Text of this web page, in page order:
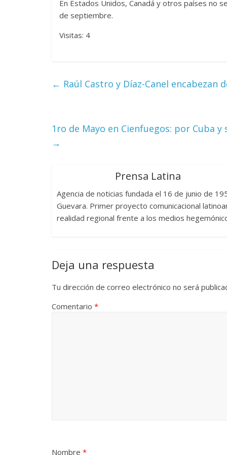
En Estados Unidos, Canadá y otros países no
de septiembre.
Visitas: 4
← Raúl Castro y Díaz-Canel encabezan
1ro de Mayo en Cienfuegos: por Cuba
→
Prensa Latina
Agencia de noticias fundada el 16 de junio de
Guevara. Primer proyecto comunicacional
realidad regional frente a los medios
Deja una respuesta
Tu dirección de correo electrónico no será
Comentario *
Nombre *
de hadas
en la alta
Cine macizo de Cronenberg
28 diciembre, 2025
Julio Martínez Molina
El
tierray el
pueblos
30 junio, 2026